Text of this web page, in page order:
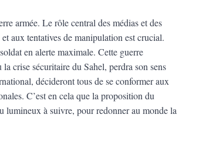
armée. Le rôle central des médias et des
aux tentatives de manipulation est crucial.
en alerte maximale. Cette guerre
crise sécuritaire du Sahel, perdra son sens
décideront tous de se conformer aux
C’est en cela que la proposition du
lumineux à suivre, pour redonner au monde la